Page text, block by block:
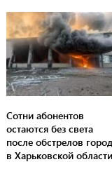
Сотни абонентов
остаются без света
после обстрелов
в Харьковской области